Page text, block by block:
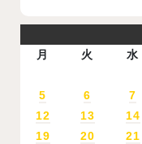
月
火 水
5
6 7
12
13 14
19
20 21